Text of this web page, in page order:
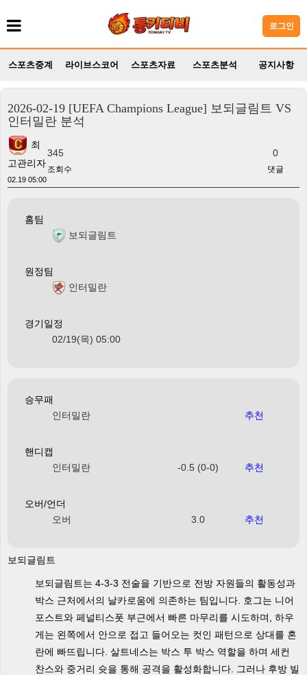
로그인
스포츠중계 라이브스코어 스포츠자료 스포츠분석 공지사항
2026-02-19 [UEFA Champions League] 보되글림트 VS
인터밀란 분석
최
고관리자
02.19 05:00
345
조회수
0
댓글
홈팀
보되글림트
원정팀
인터밀란
경기일정
02/19(목) 05:00
승무패
인터밀란
추천
핸디캡
인터밀란
-0.5 (0-0) 추천
오버/언더
오버
3.0 추천
보되글림트
보되글림트는 4-3-3 전술을 기반으로 전방 자원들의 활동성과
박스 근처에서의 날카로움에 의존하는 팀입니다. 호그는 니어
포스트와 페널티스폿 부근에서 빠른 마무리를 시도하며, 하우
게는 왼쪽에서 안으로 접고 들어오는 컷인 패턴으로 상대를 혼
란에 빠뜨립니다. 살트네스는 박스 투 박스 역할을 하며 세컨
찬스와 중거리 슛을 통해 공격을 활성화합니다. 그러나 후방 빌